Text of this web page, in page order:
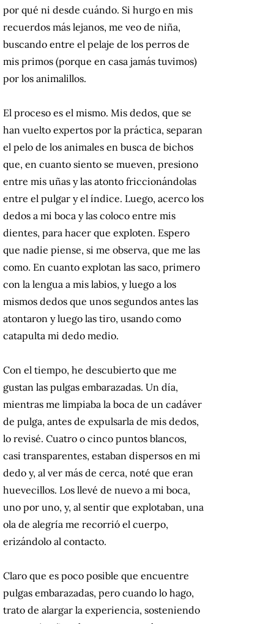
por qué ni desde cuándo. Si hurgo en mis
recuerdos más lejanos, me veo de niña,
buscando entre el pelaje de los perros de
mis primos (porque en casa jamás tuvimos)
por los animalillos.
El proceso es el mismo. Mis dedos, que se
han vuelto expertos por la práctica, separan
el pelo de los animales en busca de bichos
que, en cuanto siento se mueven, presiono
entre mis uñas y las atonto friccionándolas
entre el pulgar y el índice. Luego, acerco los
dedos a mi boca y las coloco entre mis
dientes, para hacer que exploten. Espero
que nadie piense, si me observa, que me las
como. En cuanto explotan las saco, primero
con la lengua a mis labios, y luego a los
mismos dedos que unos segundos antes las
atontaron y luego las tiro, usando como
catapulta mi dedo medio.
Con el tiempo, he descubierto que me
gustan las pulgas embarazadas. Un día,
mientras me limpiaba la boca de un cadáver
de pulga, antes de expulsarla de mis dedos,
lo revisé. Cuatro o cinco puntos blancos,
casi transparentes, estaban dispersos en mi
dedo y, al ver más de cerca, noté que eran
huevecillos. Los llevé de nuevo a mi boca,
uno por uno, y, al sentir que explotaban, una
ola de alegría me recorrió el cuerpo,
erizándolo al contacto.
Claro que es poco posible que encuentre
pulgas embarazadas, pero cuando lo hago,
trato de alargar la experiencia, sosteniendo